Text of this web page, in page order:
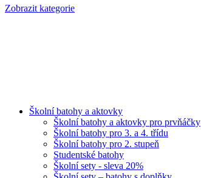
Zobrazit kategorie
Školní batohy a aktovky
Školní batohy a aktovky pro prvňáčky
Školní batohy pro 3. a 4. třídu
Školní batohy pro 2. stupeň
Studentské batohy
Školní sety - sleva 20%